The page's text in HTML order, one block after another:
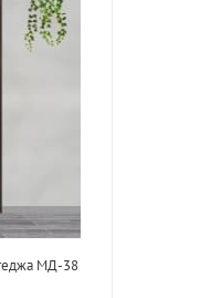
МД-38